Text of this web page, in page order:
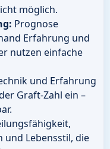
möglich.
Prognose
Erfahrung und
nutzen einfache
und Erfahrung
Graft-Zahl ein –
und Lebensstil, die